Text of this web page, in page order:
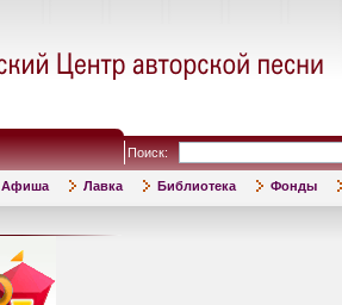
Поиск:
Афиша Лавка Библиотека Фонды